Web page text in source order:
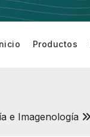
Productos
e Imagenología